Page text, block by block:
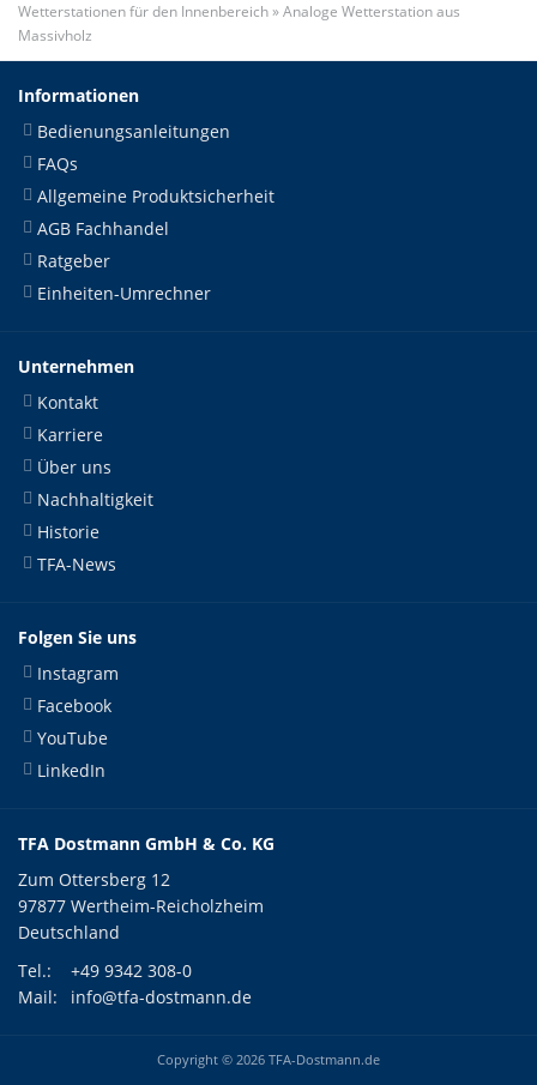
Wetterstationen für den Innenbereich»Analoge Wetterstation aus
Massivholz
Informationen
Bedienungsanleitungen
FAQs
Allgemeine Produktsicherheit
AGB Fachhandel
Ratgeber
Einheiten-Umrechner
Unternehmen
Kontakt
Karriere
Über uns
Nachhaltigkeit
Historie
TFA-News
Folgen Sie uns
Instagram
Facebook
YouTube
LinkedIn
TFA Dostmann GmbH & Co. KG
Zum Ottersberg 12
97877 Wertheim-Reicholzheim
Deutschland
Tel.:
+49 9342 308-0
Mail:
info@tfa-dostmann.de
Copyright © 2026 TFA-Dostmann.de